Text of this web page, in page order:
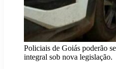
Policiais de Goiás poderão
integral sob nova legislação.